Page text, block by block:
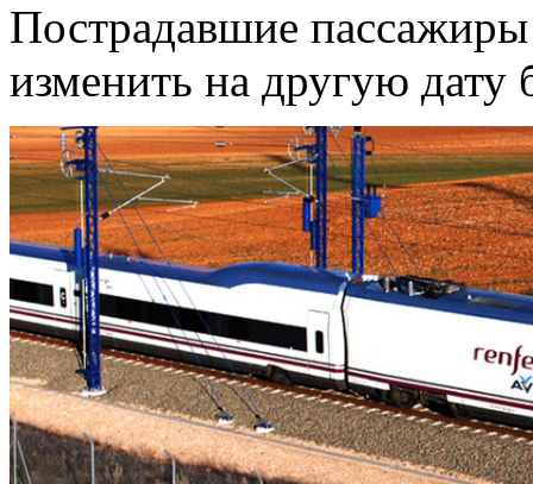
Пострадавшие
изменить на другую дату